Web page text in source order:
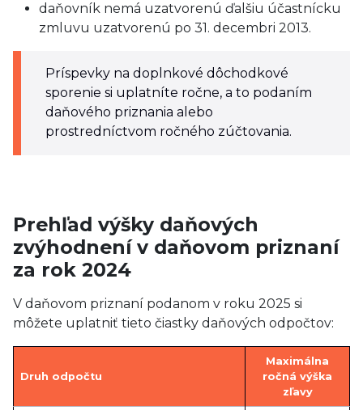
daňovník nemá uzatvorenú ďalšiu účastnícku
zmluvu uzatvorenú po 31. decembri 2013.
Príspevky na doplnkové dôchodkové
sporenie si uplatníte ročne, a to podaním
daňového priznania alebo
prostredníctvom ročného zúčtovania.
Prehľad výšky daňových
zvýhodnení v daňovom priznaní
za rok 2024
V daňovom priznaní podanom v roku 2025 si
môžete uplatniť tieto čiastky daňových odpočtov:
Druh odpočtu
Maximálna
ročná výška
zľavy